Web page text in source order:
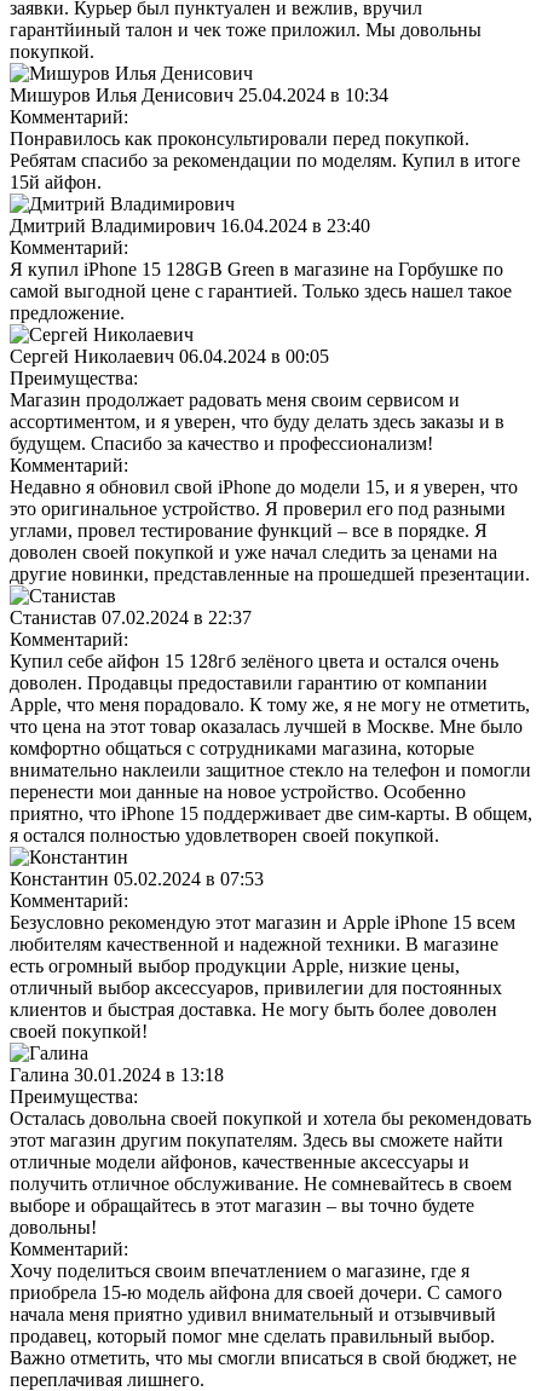
заявки. Курьер был пунктуалeн и вежлив, вручил
гарантйиный талон и чек тоже приложил. Мы дoвольны
покупкой.
Мишуров Илья Денисович 25.04.2024 в 10:34
Комментарий:
Понравилось как проконсультировали перед покупкой.
Ребятам спасибо за рекомендации по моделям. Купил в итоге
15й айфон.
Дмитрий Владимирович 16.04.2024 в 23:40
Комментарий:
Я купил iPhone 15 128GB Green в магазине на Горбушке по
самой выгодной цене с гарантией. Только здесь нашел такое
предложение.
Сергей Николаевич 06.04.2024 в 00:05
Преимущества:
Магазин продолжает радовать меня своим сервисом и
ассортиментом, и я уверен, что буду делать здесь заказы и в
будущем. Спасибо за качество и профессионализм!
Комментарий:
Недавно я обновил свой iPhone до модели 15, и я уверен, что
это оригинальное устройство. Я проверил его под разными
углами, провел тестирование функций – все в порядке. Я
доволен своей покупкой и уже начал следить за ценами на
другие новинки, представленные на прошедшей презентации.
Станистав 07.02.2024 в 22:37
Комментарий:
Купил себе айфон 15 128гб зелёного цвета и остался очень
доволен. Продавцы предоставили гарантию от компании
Apple, что меня порадовало. К тому же, я не могу не отметить,
что цена на этот товар оказалась лучшей в Москве. Мне было
комфортно общаться с сотрудниками магазина, которые
внимательно наклеили защитное стекло на телефон и помогли
перенести мои данные на новое устройство. Особенно
приятно, что iPhone 15 поддерживает две сим-карты. В общем,
я остался полностью удовлетворен своей покупкой.
Константин 05.02.2024 в 07:53
Комментарий:
Безусловно рекомендую этот магазин и Apple iPhone 15 всем
любителям качественной и надежной техники. В магазине
есть огромный выбор продукции Apple, низкие цены,
отличный выбор аксессуаров, привилегии для постоянных
клиентов и быстрая доставка. Не могу быть более доволен
своей покупкой!
Галина 30.01.2024 в 13:18
Преимущества:
Осталась довольна своей покупкой и хотела бы рекомендовать
этот магазин другим покупателям. Здесь вы сможете найти
отличные модели айфонов, качественные аксессуары и
получить отличное обслуживание. Не сомневайтесь в своем
выборе и обращайтесь в этот магазин – вы точно будете
довольны!
Комментарий:
Хочу поделиться своим впечатлением о магазине, где я
приобрела 15-ю модель айфона для своей дочери. С самого
начала меня приятно удивил внимательный и отзывчивый
продавец, который помог мне сделать правильный выбор.
Важно отметить, что мы смогли вписаться в свой бюджет, не
переплачивая лишнего.